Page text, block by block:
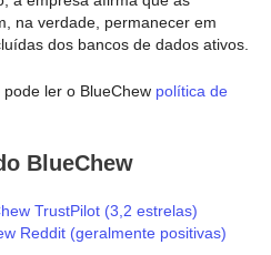
na verdade, permanecer em
dos bancos de dados ativos.
ler o BlueChew política de
BlueChew
TrustPilot (3,2 estrelas)
Reddit (geralmente positivas)